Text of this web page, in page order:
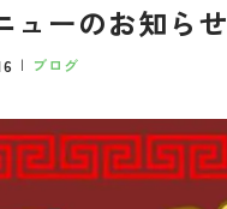
ューのお知らせ
ブログ